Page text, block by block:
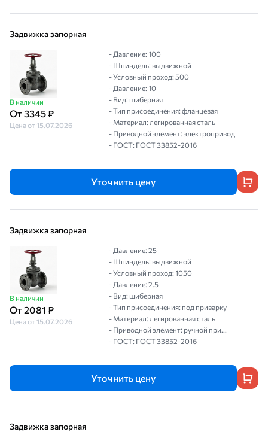
Задвижка запорная
В наличии
От 3345 ₽
Цена от 15.07.2026
- Давление: 100
- Шпиндель: выдвижной
- Условный проход: 500
- Давление: 10
- Вид: шиберная
- Тип присоединения: фланцевая
- Материал: легированная сталь
- Приводной элемент: электропривод
- ГОСТ: ГОСТ 33852-2016
Уточнить цену
Задвижка запорная
В наличии
От 2081 ₽
Цена от 15.07.2026
- Давление: 25
- Шпиндель: выдвижной
- Условный проход: 1050
- Давление: 2.5
- Вид: шиберная
- Тип присоединения: под приварку
- Материал: легированная сталь
- Приводной элемент: ручной при...
- ГОСТ: ГОСТ 33852-2016
Уточнить цену
Задвижка запорная